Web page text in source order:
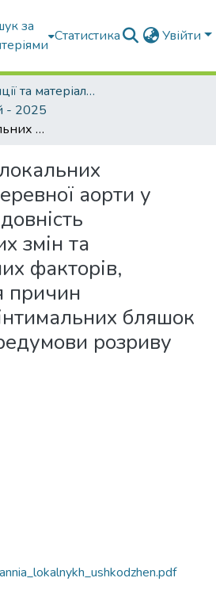
за
Статистика Увійти
Конференції та матеріали конференцій
- 2025
Формування локальних ушкоджень черевної аорти у індиків: послідовність морфологічних змін та патогенетичних факторів, встановлення причин формування інтимальних бляшок (стрій), як передумови розриву аорти
аорти у
змін та
факторів,
причин
бляшок
розриву